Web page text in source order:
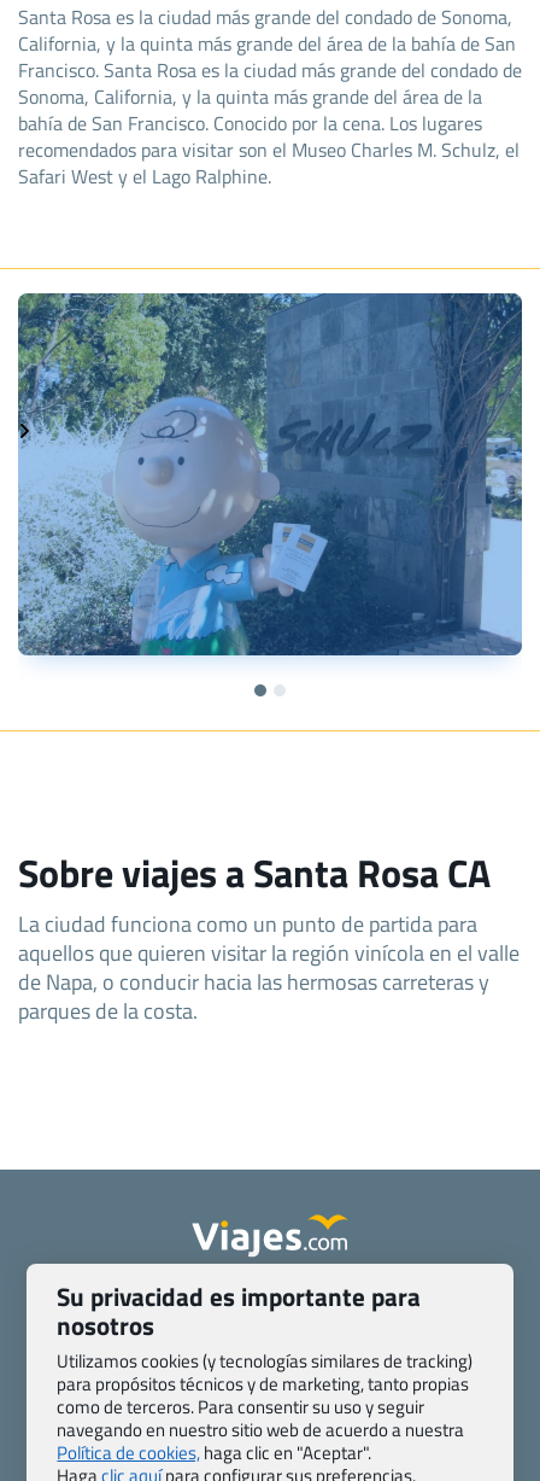
Santa Rosa es la ciudad más grande del condado de Sonoma,
California, y la quinta más grande del área de la bahía de San
Francisco. Santa Rosa es la ciudad más grande del condado de
Sonoma, California, y la quinta más grande del área de la
bahía de San Francisco. Conocido por la cena. Los lugares
recomendados para visitar son el Museo Charles M. Schulz, el
Safari West y el Lago Ralphine.
Sobre viajes a Santa Rosa CA
La ciudad funciona como un punto de partida para
aquellos que quieren visitar la región vinícola en el valle
de Napa, o conducir hacia las hermosas carreteras y
parques de la costa.
Quienes somos
Contacto
Pasaporte, Visado, Salud y otras disposiciones específicas
Blog de Viajes.com
Registro de agencias
Preguntas frecuentes
Condiciones generales
Política de privacidad y cookies
Transparencia
Todas las páginas – sitemap
Su privacidad es importante para
nosotros
Utilizamos cookies (y tecnologías similares de tracking)
para propósitos técnicos y de marketing, tanto propias
como de terceros. Para consentir su uso y seguir
navegando en nuestro sitio web de acuerdo a nuestra
Política de cookies,haga clic en "Aceptar".
Hagaclic aquípara configurar sus preferencias.